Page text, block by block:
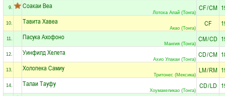
9. Соакаи Веа
Лотоха Апай (Тонга)
CF/CM
10. Тавита Хавеа
Акао (Тонга)
CF
11. Пасука Ахофоно
Мангия (Тонга)
CM/CD
12. Уинфилд Хелета
Ахио Улакаи (Тонга)
CD/CM
13. Холопека Самиу
Тритонес (Мексика)
LM/RM
14. Талаи Тауфу
Хоумакеликао (Тонга)
CD/LD